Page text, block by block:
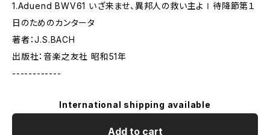
1.Aduend BWV61 いざ来ませ、異邦人の救い主よⅠ待降節第１
日のためのカンタータ
著者：J.S.BACH
出版社：音楽之友社 昭和51年
------------
International shipping available
Add to cart